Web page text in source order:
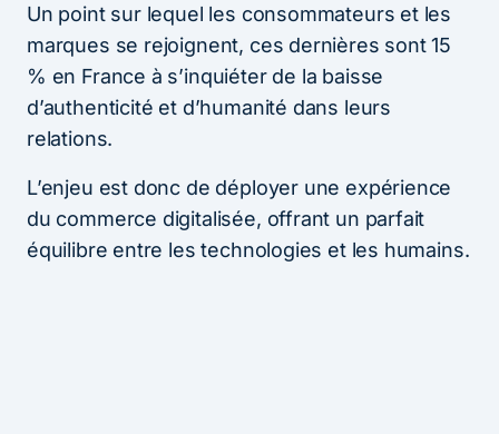
Un point sur lequel les consommateurs et les
marques se rejoignent, ces dernières sont 15
% en France à s’inquiéter de la baisse
d’authenticité et d’humanité dans leurs
relations.
L’enjeu est donc de déployer une expérience
du commerce digitalisée, offrant un parfait
équilibre entre les technologies et les humains.